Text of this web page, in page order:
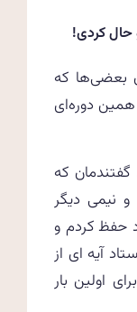
کردی!
بعضی‌ها که
دوره‌ای
گفتندمان که
نیمی دیگر
حفظ کردم و
آیه ای از
اولین بار